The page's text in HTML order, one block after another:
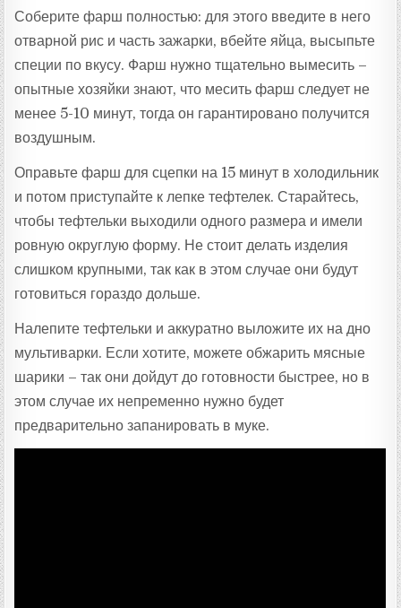
Соберите фарш полностью: для этого введите в него
отварной рис и часть зажарки, вбейте яйца, высыпьте
специи по вкусу. Фарш нужно тщательно вымесить –
опытные хозяйки знают, что месить фарш следует не
менее 5-10 минут, тогда он гарантировано получится
воздушным.
Оправьте фарш для сцепки на 15 минут в холодильник
и потом приступайте к лепке тефтелек. Старайтесь,
чтобы тефтельки выходили одного размера и имели
ровную округлую форму. Не стоит делать изделия
слишком крупными, так как в этом случае они будут
готовиться гораздо дольше.
Налепите тефтельки и аккуратно выложите их на дно
мультиварки. Если хотите, можете обжарить мясные
шарики – так они дойдут до готовности быстрее, но в
этом случае их непременно нужно будет
предварительно запанировать в муке.